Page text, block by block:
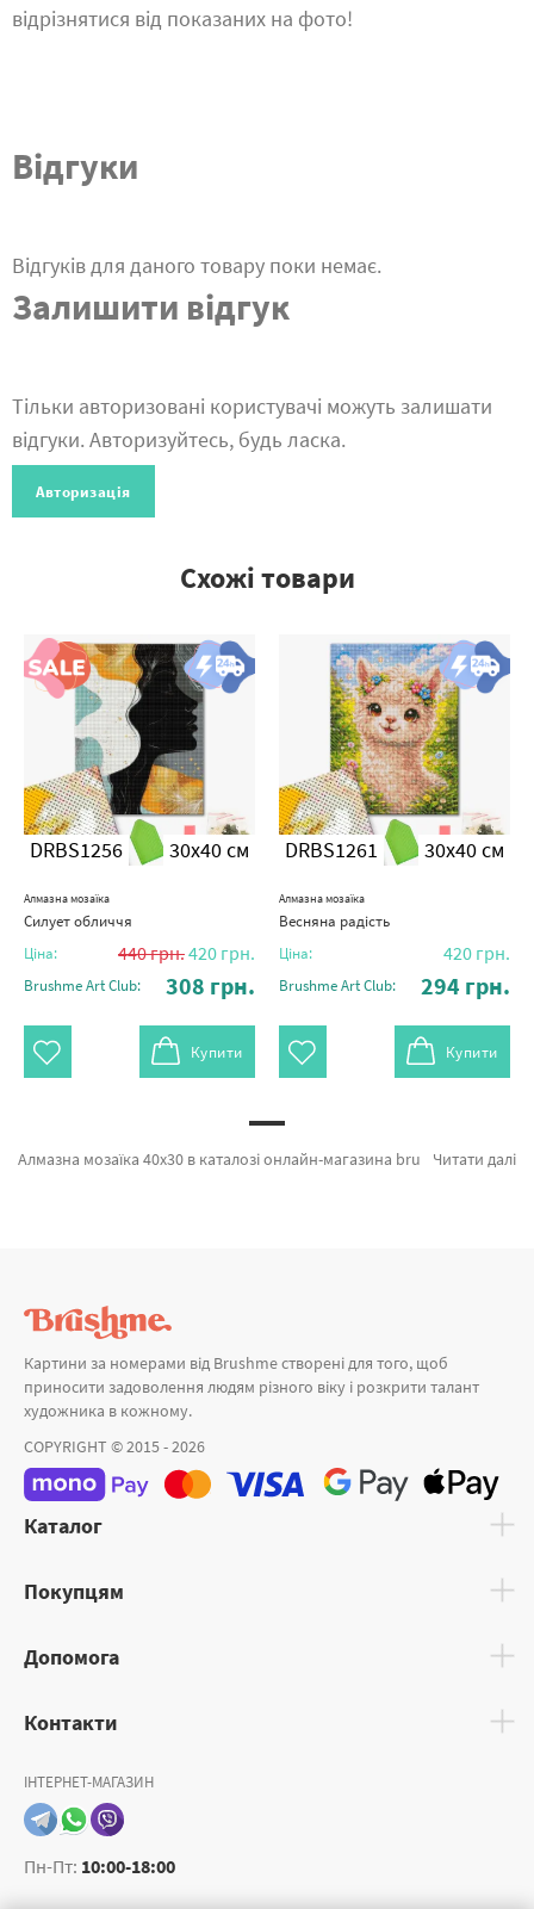
відрізнятися від показаних на фото!
Відгуки
Відгуків для даного товару поки немає.
Залишити відгук
Тільки авторизовані користувачі можуть залишати
відгуки. Авторизуйтесь, будь ласка.
Авторизація
Схожі товари
DRBS1256 30x40 см
Алмазна мозаїка
Силует обличчя
Ціна: 440грн.420 грн.
Brushme Art Club: 308 грн.
Купити
DRBS1261 30x40 см
Алмазна мозаїка
Весняна радість
Ціна: 420 грн.
Brushme Art Club: 294 грн.
Купити
Читати далі
Алмазна мозаїка 40x30 в каталозі онлайн-магазина brushme.com.ua. Ви на сторінці, де можна легко замовити Алмазна мозаїка Тіні заходу від признаного виробника Brushme який надихає дизайном. Кожен продукт каталогу «Алмазна мозаїка» має попит у художників. Лілії, Весела прогулянка и Цвіт магнолії а также великий вибір продукції за доступними цінами. Оформлюючи замовлення Алмазна мозаїка 40x30 та картина за номерами лебеді, термінове відправлення в Кам'янське або інші області. Сова та\або картини за номерами brushme, замовляйте прямо зараз!
Картини за номерами від Brushme створені для того, щоб
приносити задоволення людям різного віку і розкрити талант
художника в кожному.
COPYRIGHT © 2015 - 2026
Каталог
Покупцям
Допомога
Контакти
ІНТЕРНЕТ-МАГАЗИН
Пн-Пт: 10:00-18:00